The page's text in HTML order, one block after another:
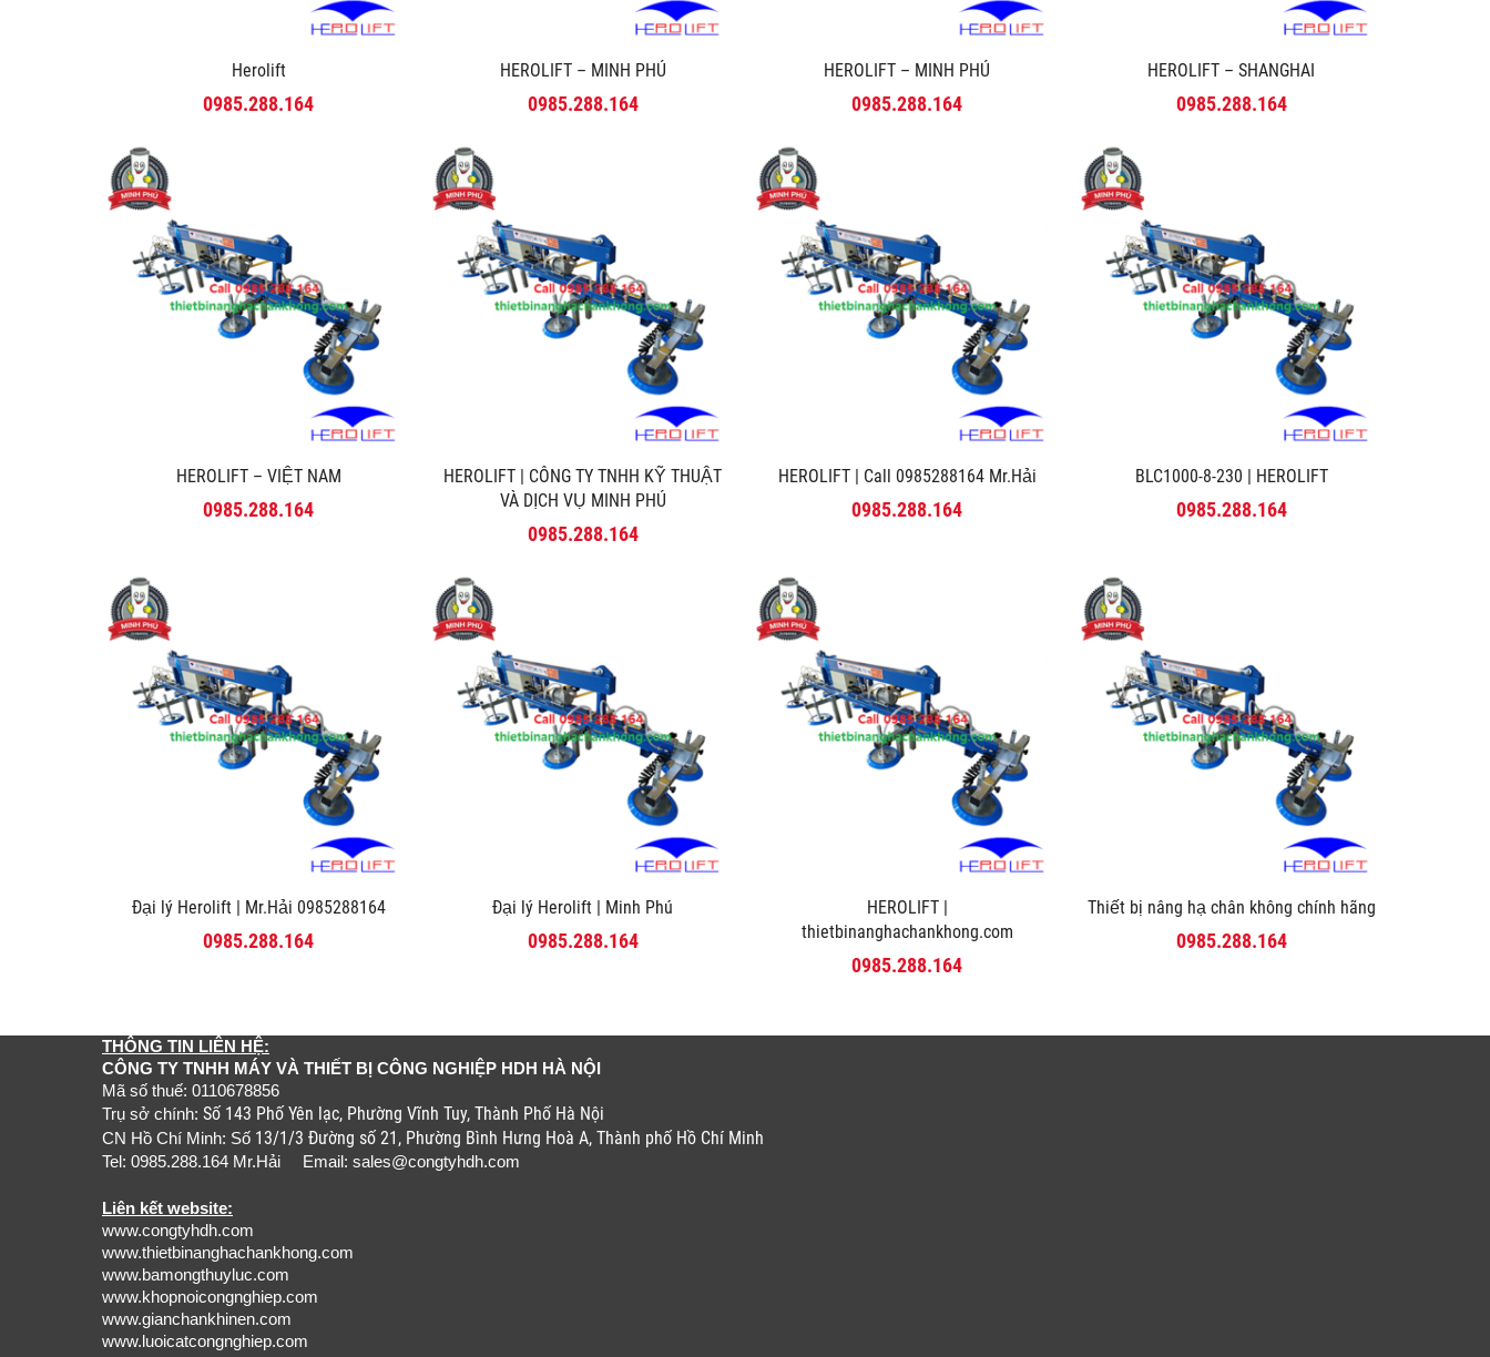
Herolift
0985.288.164
HEROLIFT – MINH PHÚ
0985.288.164
HEROLIFT – MINH PHÚ
0985.288.164
HEROLIFT – SHANGHAI
0985.288.164
HEROLIFT – VIỆT NAM
0985.288.164
HEROLIFT | CÔNG TY TNHH KỸ THUẬT
VÀ DỊCH VỤ MINH PHÚ
0985.288.164
HEROLIFT | Call 0985288164 Mr.Hải
0985.288.164
BLC1000-8-230 | HEROLIFT
0985.288.164
Đại lý Herolift | Mr.Hải 0985288164
0985.288.164
Đại lý Herolift | Minh Phú
0985.288.164
HEROLIFT |
thietbinanghachankhong.com
0985.288.164
Thiết bị nâng hạ chân không chính hãng
0985.288.164
THÔNG TIN LIÊN HỆ:
CÔNG TY TNHH MÁY VÀ THIẾT BỊ CÔNG NGHIỆP HDH HÀ NỘI
Mã số thuế: 0110678856
Trụ sở chính: Số 143 Phố Yên lạc, Phường Vĩnh Tuy, Thành Phố Hà Nội
CN Hồ Chí Minh: Số 13/1/3 Đường số 21, Phường Bình Hưng Hoà A, Thành phố Hồ Chí Minh
Tel: 0985.288.164 Mr.Hải Email: sales@congtyhdh.com
Liên kết website:
www.congtyhdh.com
www.thietbinanghachankhong.com
www.bamongthuyluc.com
www.khopnoicongnghiep.com
www.gianchankhinen.com
www.luoicatcongnghiep.com